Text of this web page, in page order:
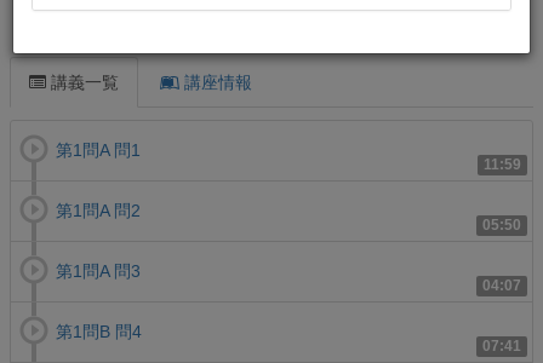
講義一覧 講座情報
11:59
第1問A 問1
05:50
第1問A 問2
04:07
第1問A 問3
07:41
第1問B 問4